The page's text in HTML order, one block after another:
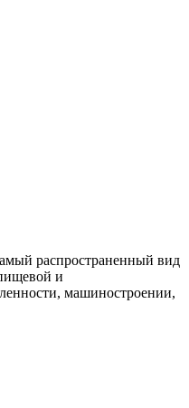
распространенный вид
и
машиностроении,